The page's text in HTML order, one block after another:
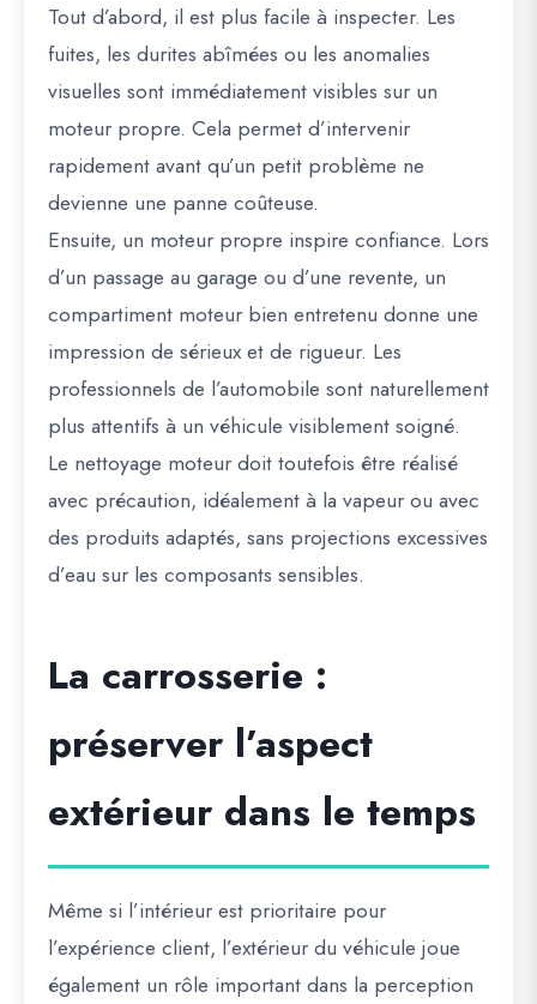
Tout d’abord, il est plus facile à inspecter. Les
fuites, les durites abîmées ou les anomalies
visuelles sont immédiatement visibles sur un
moteur propre. Cela permet d’intervenir
rapidement avant qu’un petit problème ne
devienne une panne coûteuse.
Ensuite, un moteur propre inspire confiance. Lors
d’un passage au garage ou d’une revente, un
compartiment moteur bien entretenu donne une
impression de sérieux et de rigueur. Les
professionnels de l’automobile sont naturellement
plus attentifs à un véhicule visiblement soigné.
Le nettoyage moteur doit toutefois être réalisé
avec précaution, idéalement à la vapeur ou avec
des produits adaptés, sans projections excessives
d’eau sur les composants sensibles.
La carrosserie :
préserver l’aspect
extérieur dans le temps
Même si l’intérieur est prioritaire pour
l’expérience client, l’extérieur du véhicule joue
également un rôle important dans la perception